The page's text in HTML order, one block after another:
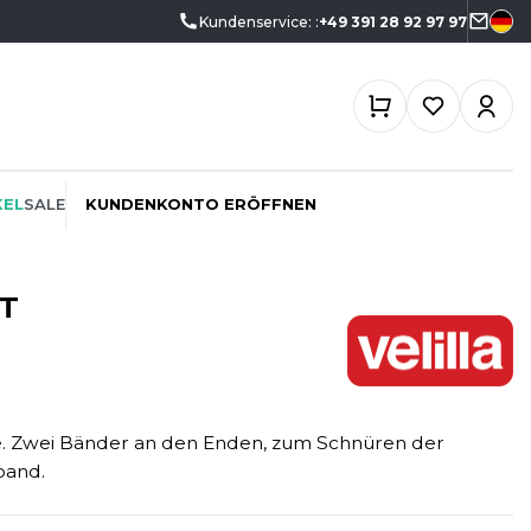
Kundenservice: :+49 391 28 92 97 97
SO DENIM
SALE KUNDENKONTO ERÖFFNEN
Zwei Bänder an den Enden, zum Schnüren der